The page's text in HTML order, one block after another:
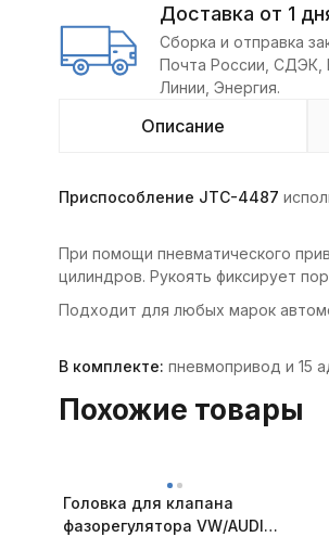
Доставка от 1
Сборка и отправка
Почта России,
Линии, Энергия.
Описание
Приспособление JTC-4487
При помощи пневматического
цилиндров. Рукоять фиксирует
Подходит для любых марок
В комплекте: пневмопривод и 15
Похожие товары
Головка для клапана
фазорегулятора VW/AUDI